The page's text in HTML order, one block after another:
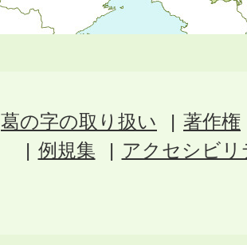
葛の字の取り扱い
著作権
例規集
アクセシビ